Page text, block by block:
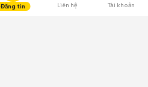
Đăng tin Liên hệ Tài khoản